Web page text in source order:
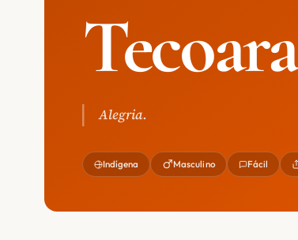
Tecoara
Alegria.
Indígena Masculino Fácil